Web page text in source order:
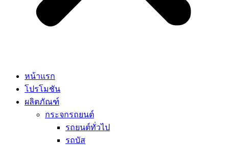
หน้าแรก
โปรโมชัน
ผลิตภัณฑ์
กระจกรถยนต์
รถยนต์ทั่วไป
รถบัส